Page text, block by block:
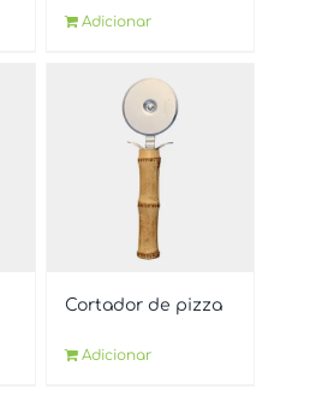
Adicionar
Cortador de pizza
Adicionar